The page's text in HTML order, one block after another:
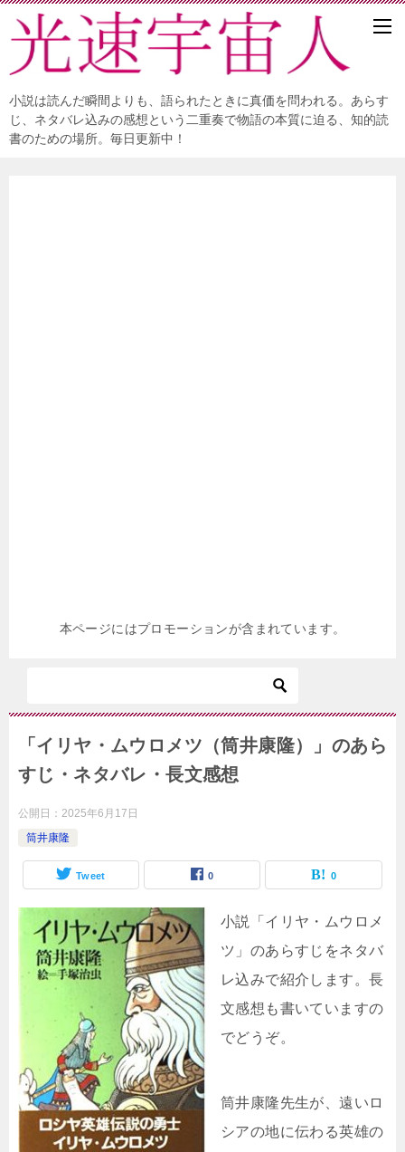
小説は読んだ瞬間よりも、語られたときに真価を問われる。あらす
じ、ネタバレ込みの感想という二重奏で物語の本質に迫る、知的読
書のための場所。毎日更新中！
本ページにはプロモーションが含まれています。
「イリヤ・ムウロメツ（筒井康隆）」のあら
すじ・ネタバレ・長文感想
公開日： 2025年6月17日
筒井康隆
Tweet 0 0
小説「イリヤ・ムウロメ
ツ」のあらすじをネタバ
レ込みで紹介します。長
文感想も書いていますの
でどうぞ。
筒井康隆先生が、遠いロ
シアの地に伝わる英雄の